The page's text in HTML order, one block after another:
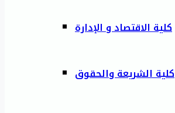
كلية الاقتصاد و الإدارة
كلية الشريعة والحقوق